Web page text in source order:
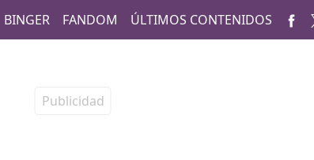
BINGER FANDOM ÚLTIMOS CONTENIDOS